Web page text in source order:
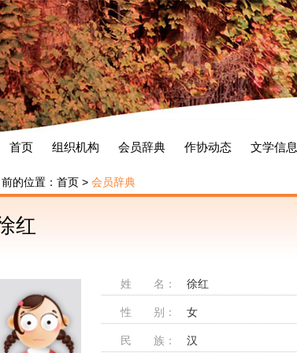
首页 组织机构 会员辞典 作协动态 文学信息
的位置： 首页 > 会员辞典
红
姓 名： 徐红
性 别： 女
民 族： 汉